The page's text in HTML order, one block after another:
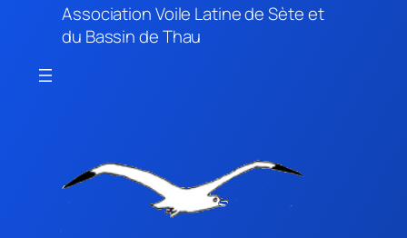
Association Voile Latine de Sète et
du Bassin de Thau